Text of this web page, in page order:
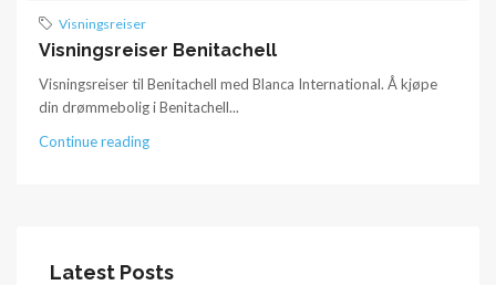
Visningsreiser
Visningsreiser Benitachell
Visningsreiser til Benitachell med Blanca International. Å kjøpe
din drømmebolig i Benitachell...
Continue reading
Latest Posts